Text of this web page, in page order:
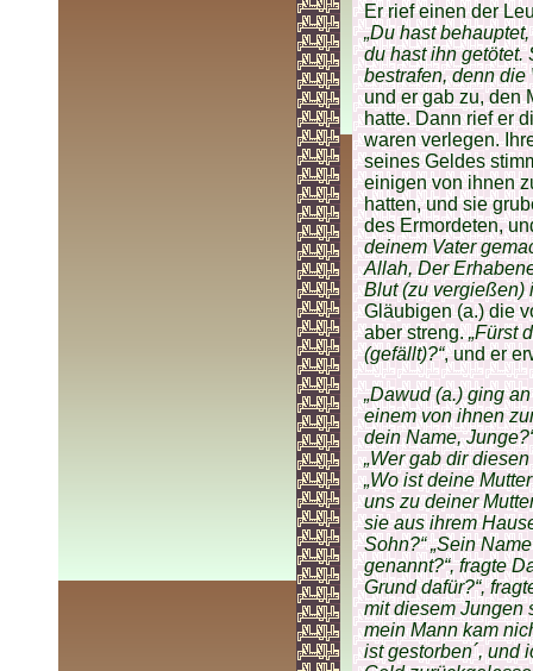
Er rief einen der
„Du hast
du hast ihn getötet.
bestrafen, denn die
und er gab zu, den
hatte. Dann rief er
waren verlegen.
seines Geldes
einigen von ihnen
hatten, und sie
des Ermordeten,
deinem Vater
Allah, Der
Blut (zu vergießen)
Gläubigen (a.) die
aber streng.„Fürst
(gefällt)?“, und er
„Dawud (a.) ging
einem von ihnen
dein Name,
„Wer gab dir
„Wo ist deine
uns zu deiner
sie aus ihrem
Sohn?“ „Sein
genannt?“, fragte
Grund dafür?“,
mit diesem Jungen
mein Mann kam
ist gestorben´, und